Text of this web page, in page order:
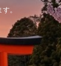
。